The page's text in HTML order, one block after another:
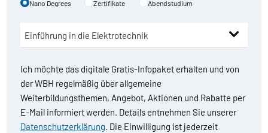
Nano Degrees Zertifikate Abendstudium
Ich möchte das digitale Gratis-Infopaket erhalten und von
der WBH regelmäßig über allgemeine
Weiterbildungsthemen, Angebot, Aktionen und Rabatte per
E-Mail informiert werden. Details entnehmen Sie unserer
Datenschutzerklärung. Die Einwilligung ist jederzeit